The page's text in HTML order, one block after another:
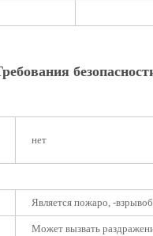
нет
Является пожаро, -
Может вызвать